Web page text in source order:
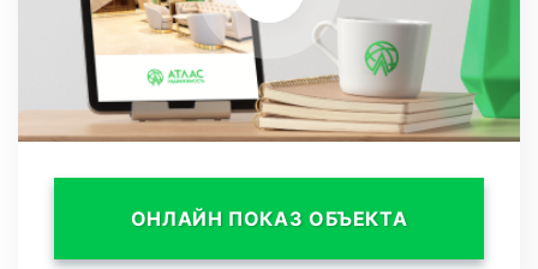
акваторию. Приятное соседство с
заповедником обуславливает факт
безупречного состояния экологии, чистого и
ОНЛАЙН ПОКАЗ ОБЪЕКТА